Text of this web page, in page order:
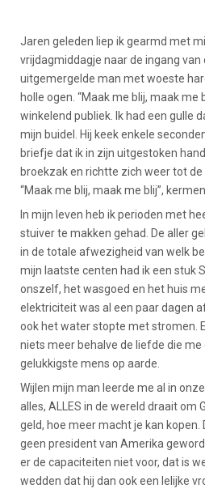
Jaren geleden liep ik gearmd met
vrijdagmiddagje naar de ingang van
uitgemergelde man met woeste
holle ogen. “Maak me blij, maak me
winkelend publiek. Ik had een gulle
mijn buidel. Hij keek enkele
briefje dat ik in zijn uitgestoken
broekzak en richtte zich weer tot de
“Maak me blij, maak me blij”,
In mijn leven heb ik perioden met
stuiver te makken gehad. De aller
in de totale afwezigheid van welk
mijn laatste centen had ik een stuk
onszelf, het wasgoed en het huis
elektriciteit was al een paar dagen
ook het water stopte met stromen.
niets meer behalve de liefde die me
gelukkigste mens op aarde.
Wijlen mijn man leerde me al in
alles, ALLES in de wereld draait om
geld, hoe meer macht je kan kopen.
geen president van Amerika
er de capaciteiten niet voor, dat is
wedden dat hij dan ook een lelijke